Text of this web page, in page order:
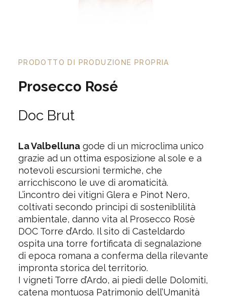
PRODOTTO DI PRODUZIONE PROPRIA
Prosecco Rosé
Doc Brut
La Valbellunagode di un microclima unico
grazie ad un ottima esposizione al sole e a
notevoli escursioni termiche, che
arricchiscono le uve di aromaticità.
L’incontro dei vitigni Glera e Pinot Nero,
coltivati secondo principi di sosteniblilità
ambientale, danno vita al Prosecco Rosè
DOC Torre d’Ardo. Il sito di Casteldardo
ospita una torre fortificata di segnalazione
di epoca romana a conferma della rilevante
impronta storica del territorio.
I vigneti Torre d’Ardo, ai piedi delle Dolomiti,
catena montuosa Patrimonio dell’Umanità